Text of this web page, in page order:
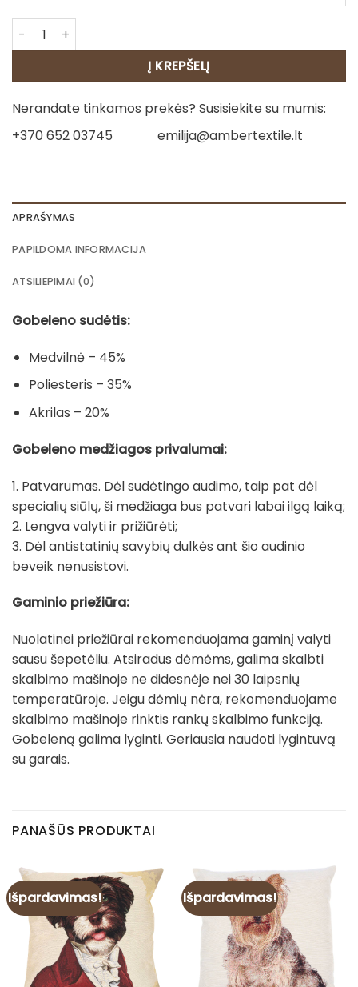
produkto kiekis: Gobeleno pagalvėlė - Nykštukinis pinčeris
Į KREPŠELĮ
Nerandate tinkamos prekės? Susisiekite su mumis:
+370 652 03745
emilija@ambertextile.lt
APRAŠYMAS
PAPILDOMA INFORMACIJA
ATSILIEPIMAI (0)
Gobeleno sudėtis:
Medvilnė – 45%
Poliesteris – 35%
Akrilas – 20%
Gobeleno medžiagos privalumai:
1. Patvarumas. Dėl sudėtingo audimo, taip pat dėl
specialių siūlų, ši medžiaga bus patvari labai ilgą laiką;
2. Lengva valyti ir prižiūrėti;
3. Dėl antistatinių savybių dulkės ant šio audinio
beveik nenusistovi.
Gaminio priežiūra:
Nuolatinei priežiūrai rekomenduojama gaminį valyti
sausu šepetėliu. Atsiradus dėmėms, galima skalbti
skalbimo mašinoje ne didesnėje nei 30 laipsnių
temperatūroje. Jeigu dėmių nėra, rekomenduojame
skalbimo mašinoje rinktis rankų skalbimo funkciją.
Gobeleną galima lyginti. Geriausia naudoti lygintuvą
su garais.
PANAŠŪS PRODUKTAI
Išpardavimas! Išpardavimas!